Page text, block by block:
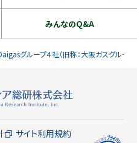
みんなのQ&A
グループ４社（旧称：大阪ガスグループ
サイト利用規約